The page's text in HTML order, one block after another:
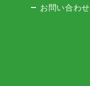
お問い合わせ